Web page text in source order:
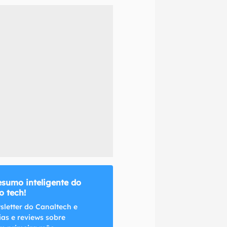
inteligente do
tech!
do Canaltech e
e reviews sobre